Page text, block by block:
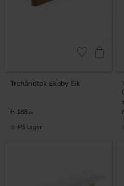
Tre­håndtak Ekeby Eik
188 KR
Lagre som
På lager